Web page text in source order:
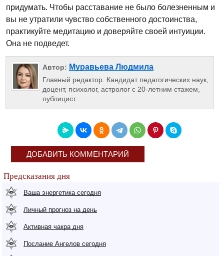
придумать. Чтобы расставание не было болезненным и
вы не утратили чувство собственного достоинства,
практикуйте медитацию и доверяйте своей интуиции.
Она не подведет.
Автор: Муравьева Людмила
Главный редактор. Кандидат педагогических наук,
доцент, психолог, астролог с 20-летним стажем,
публицист.
ДОБАВИТЬ КОММЕНТАРИЙ
Предсказания дня
Ваша энергетика сегодня
Личный прогноз на день
Активная чакра дня
Послание Ангелов сегодня